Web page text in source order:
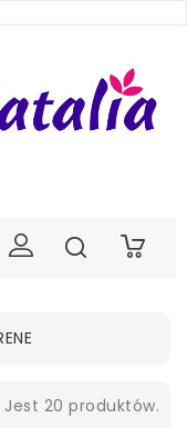
0
Jest 20 produktów.